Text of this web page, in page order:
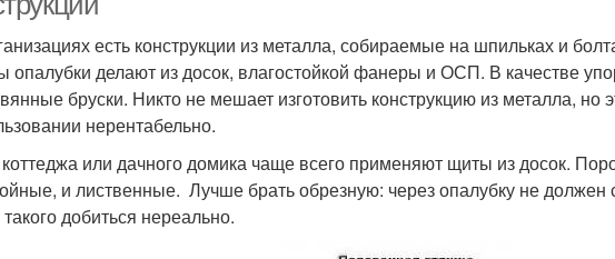
есть конструкции из металла, собираемые на шпильках и
опалубки делают из досок, влагостойкой фанеры и ОСП. В качестве
бруски. Никто не мешает изготовить конструкцию из металла, но
нерентабельно.
или дачного домика чаще всего применяют щиты из досок.
и лиственные. Лучше брать обрезную: через опалубку не должен
добиться нереально.